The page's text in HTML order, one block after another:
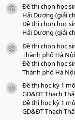
a
o
icon tài liệu
Đề thi chọn học
Hải Dương (giải
Đề thi chọn học
Hải Dương (giải
icon tài liệu
Đề thi chọn học
Thành phố Hà
Đề thi chọn học
Thành phố Hà
icon tài liệu
Đề thi học kỳ 1
GD&ĐT Thạch
Đề thi học kỳ 1
GD&ĐT Thạch